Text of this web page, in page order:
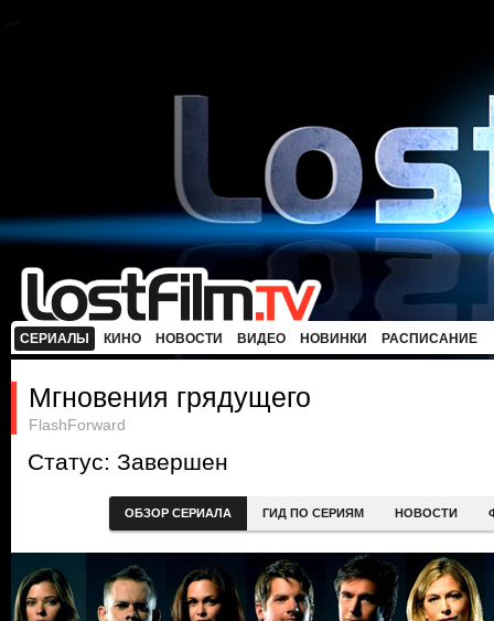
СЕРИАЛЫ КИНО НОВОСТИ ВИДЕО НОВИНКИ РАСПИСАНИЕ
Мгновения грядущего
FlashForward
Статус: Завершен
ОБЗОР СЕРИАЛА ГИД ПО СЕРИЯМ НОВОСТИ